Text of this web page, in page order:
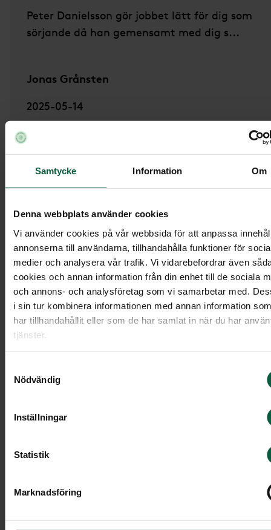
Samtycke Information Om
Denna webbplats använder cookies
Vi använder cookies på vår webbsida för att anpassa
annonserna till användarna, tillhandahålla funktioner för
medier och analysera vår trafik. Vi vidarebefordrar även
cookies och annan information från din enhet till de sociala
och annons- och analysföretag som vi samarbetar med.
i sin tur kombinera informationen med annan information
har tillhandahållit eller som de har samlat in när du har
tjänster.
Nödvändig
Inställningar
Statistik
Marknadsföring
Peter Danielsson gör jobbet lätt för dig som
sörjande då han gemensamt med dig s...
Jonas Grånsten
2025-05-14
Klippan-Ljungbyheds Begravningsbyrå har fått
betyget5/5.
eller 5 stjärnor.
Hos oss kan du känna dig trygg
Att förlora någon man håller kär hör till de mest
smärtsamma upplevelserna i livet. I 100 år har vår
begravningsbyrå hjälpt till att skapa vackra och
minnesvärda avsked. Med vår långa erfarenhet
vi finnas som stöd för att svara på frågor och
dig med planeringen samt genomförandet av
Valet av kista och urna
Hos oss kan du få hjälp att planera och
en unik och minnesvärd begravningsceremoni,